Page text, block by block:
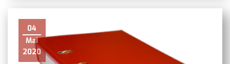
04
Mai
2020